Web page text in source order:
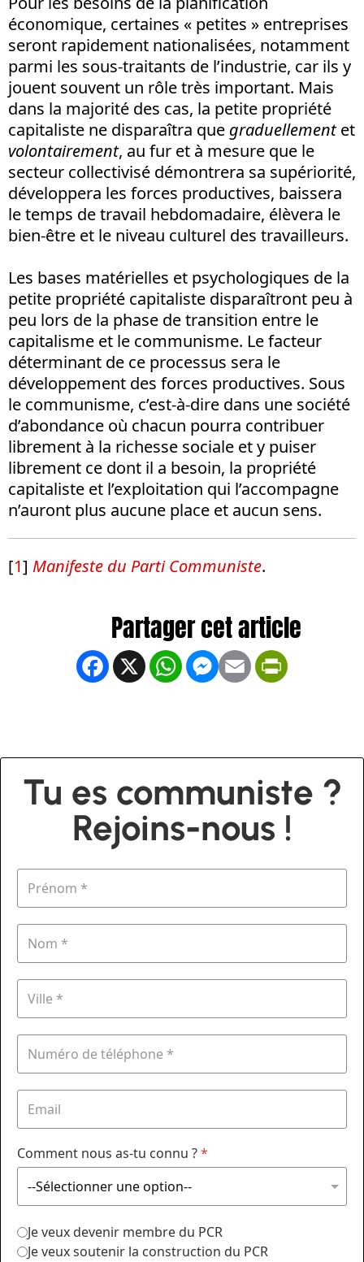
économique, certaines « petites » entreprises
seront rapidement nationalisées, notamment
parmi les sous-traitants de l’industrie, car ils y
jouent souvent un rôle très important. Mais
dans la majorité des cas, la petite propriété
capitaliste ne disparaîtra que graduellementet
volontairement, au fur et à mesure que le
secteur collectivisé démontrera sa supériorité,
développera les forces productives, baissera
le temps de travail hebdomadaire, élèvera le
bien-être et le niveau culturel des travailleurs.
Les bases matérielles et psychologiques de la
petite propriété capitaliste disparaîtront peu à
peu lors de la phase de transition entre le
capitalisme et le communisme. Le facteur
déterminant de ce processus sera le
développement des forces productives. Sous
le communisme, c’est-à-dire dans une société
d’abondance où chacun pourra contribuer
librement à la richesse sociale et y puiser
librement ce dont il a besoin, la propriété
capitaliste et l’exploitation qui l’accompagne
n’auront plus aucune place et aucun sens.
[1] Manifeste du Parti Communiste.
Facebook
X WhatsApp
Messenger
Email
Tu es communiste ?
Rejoins-nous !
Comment nous as-tu connu ?*
Je veux devenir membre du PCR
Je veux soutenir la construction du PCR